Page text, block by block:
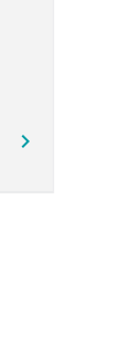
chevron_right